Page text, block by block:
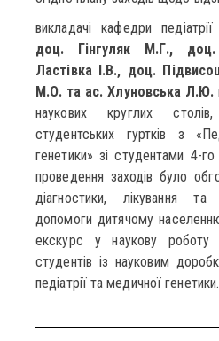
викладачі кафедри
доц. Гінгуляк М.Г.,
Ластівка І.В., доц.
М.О. та ас. Хлуновська Л.Ю.
наукових круглих
студентських гуртків з
генетики» зі студентами 4-
проведення заходів було
діагностики, лікування та
допомоги дитячому
екскурс у наукову роботу
студентів із науковим
педіатрії та медичної генетики.